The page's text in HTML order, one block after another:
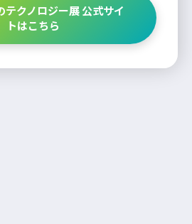
テクノロジー展 公式サイ
トはこちら